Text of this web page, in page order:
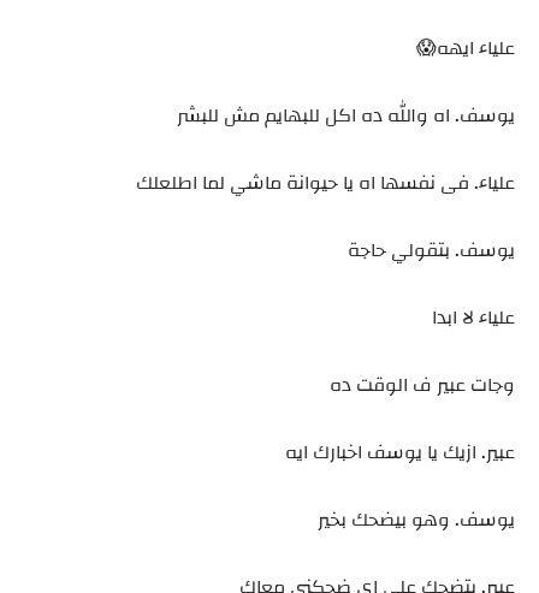
علياء ايهه😱
يوسف. اه والله ده اكل للبهايم مش للبشر
علياء. فى نفسها اه يا حيوانة ماشي لما اطلعلك
يوسف. بتقولي حاجة
علياء لا ابدا
وجات عبير ف الوقت ده
عبير. ازيك يا يوسف اخبارك ايه
يوسف. وهو بيضحك بخير